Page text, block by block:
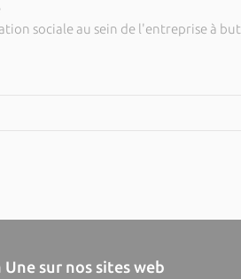
sociale au sein de l'entreprise à but
Une sur nos sites web